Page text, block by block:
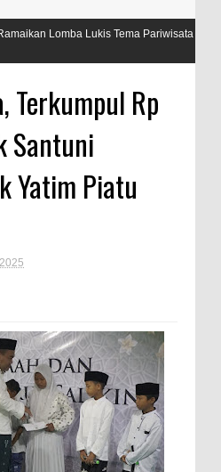
Pariwisata Se
Terkumpul Rp
Santuni
Yatim Piatu